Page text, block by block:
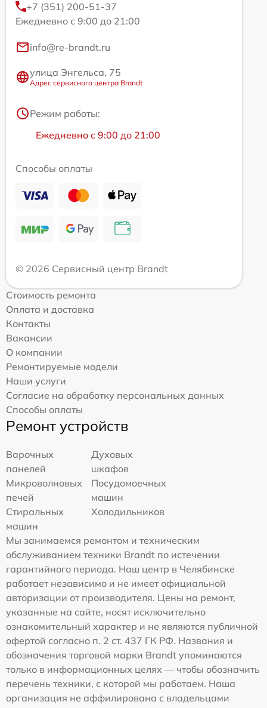
+7 (351) 200-51-37
Ежедневно с 9:00 до 21:00
info@re-brandt.ru
улица Энгельса, 75
Адрес сервисного центра Brandt
Режим работы:
Ежедневно с 9:00 до 21:00
Способы оплаты
© 2026 Сервисный центр Brandt
Стоимость ремонта
Оплата и доставка
Контакты
Вакансии
О компании
Ремонтируемые модели
Наши услуги
Согласие на обработку персональных данных
Способы оплаты
Ремонт устройств
Варочных
панелей
Духовых
шкафов
Микроволновых
печей
Посудомоечных
машин
Стиральных
машин
Холодильников
Мы занимаемся ремонтом и техническим
обслуживанием техники Brandt по истечении
гарантийного периода. Наш центр в Челябинске
работает независимо и не имеет официальной
авторизации от производителя. Цены на ремонт,
указанные на сайте, носят исключительно
ознакомительный характер и не являются публичной
офертой согласно п. 2 ст. 437 ГК РФ. Названия и
обозначения торговой марки Brandt упоминаются
только в информационных целях — чтобы обозначить
перечень техники, с которой мы работаем. Наша
организация не аффилирована с владельцами